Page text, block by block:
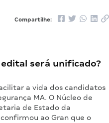
Compartilhe:
será unificado?
a vida dos candidatos
MA. O Núcleo de
de Estado da
confirmou ao Gran que o